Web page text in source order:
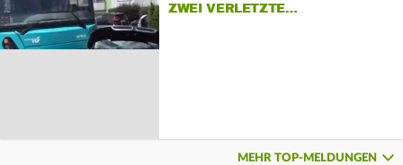
ZWEI VERLETZTE…
MEHR TOP-MELDUNGEN